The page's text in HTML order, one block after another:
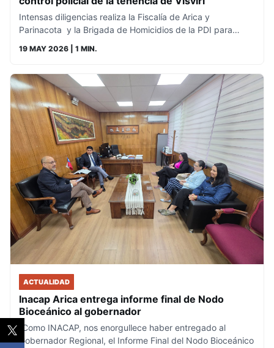
Intensas diligencias realiza la Fiscalía de Arica y
Parinacota y la Brigada de Homicidios de la PDI para…
19 MAY 2026 | 1 MIN.
ACTUALIDAD
Inacap Arica entrega informe final de Nodo
Bioceánico al gobernador
“Como INACAP, nos enorgullece haber entregado al
Gobernador Regional, el Informe Final del Nodo Bioceánico